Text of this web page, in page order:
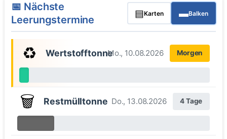
📅 Nächste
Leerungstermine
▤Karten ▬Balken
♻️ WertstofftonneMo., 10.08.2026 Morgen
🗑️ Restmülltonne Do., 13.08.2026 4 Tage